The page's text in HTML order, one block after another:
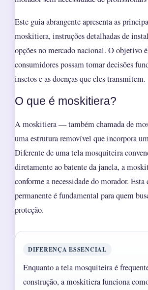
Este guia abrangente apresenta as
moskitiera, instruções detalhadas de
opções no mercado nacional. O objetivo
consumidores possam tomar decisões
insetos e as doenças que eles transmitem.
O que é moskitiera?
A moskitiera — também chamada de
uma estrutura removível que incorpora
Diferente de uma tela mosquiteira
diretamente ao batente da janela, a
conforme a necessidade do morador.
permanente é fundamental para quem
proteção.
DIFERENÇA ESSENCIAL
Enquanto a tela mosquiteira é
construção, a moskitiera funciona